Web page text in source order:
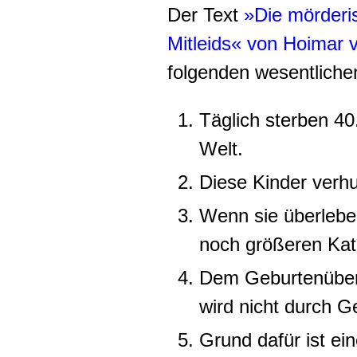
Der Text »Die
Mitleids« von Hoimar
folgenden
Täglich sterben
Welt.
Diese Kinder
Wenn sie
noch größeren
Dem
wird nicht durch
Grund dafür ist